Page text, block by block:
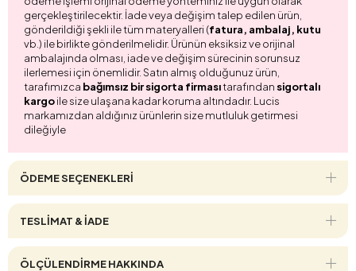
gerçekleştirilecektir. İade veya değişim talep edilen ürün,
gönderildiği şekli ile tüm materyalleri (fatura, ambalaj, kutu
vb.) ile birlikte gönderilmelidir. Ürünün eksiksiz ve orijinal
ambalajında olması, iade ve değişim sürecinin sorunsuz
ilerlemesi için önemlidir. Satın almış olduğunuz ürün,
tarafımızca bağımsız bir sigorta firmasıtarafından sigortalı
kargoile size ulaşana kadar koruma altındadır. Lucis
markamızdan aldığınız ürünlerin size mutluluk getirmesi
dileğiyle
ÖDEME SEÇENEKLERI
TESLİMAT & İADE
ÖLÇÜLENDİRME HAKKINDA